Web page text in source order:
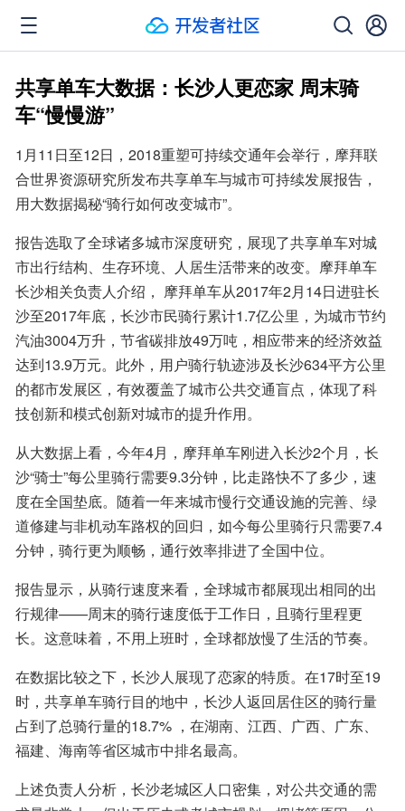
共享单车大数据：长沙人更恋家 周末骑
车“慢慢游”
1月11日至12日，2018重塑可持续交通年会举行，摩拜联
合世界资源研究所发布共享单车与城市可持续发展报告，
用大数据揭秘“骑行如何改变城市”。
报告选取了全球诸多城市深度研究，展现了共享单车对城
市出行结构、生存环境、人居生活带来的改变。摩拜单车
长沙相关负责人介绍， 摩拜单车从2017年2月14日进驻长
沙至2017年底，长沙市民骑行累计1.7亿公里，为城市节约
汽油3004万升，节省碳排放49万吨，相应带来的经济效益
达到13.9万元。此外，用户骑行轨迹涉及长沙634平方公里
的都市发展区，有效覆盖了城市公共交通盲点，体现了科
技创新和模式创新对城市的提升作用。
从大数据上看，今年4月，摩拜单车刚进入长沙2个月，长
沙“骑士”每公里骑行需要9.3分钟，比走路快不了多少，速
度在全国垫底。随着一年来城市慢行交通设施的完善、绿
道修建与非机动车路权的回归，如今每公里骑行只需要7.4
分钟，骑行更为顺畅，通行效率排进了全国中位。
报告显示，从骑行速度来看，全球城市都展现出相同的出
行规律——周末的骑行速度低于工作日，且骑行里程更
长。这意味着，不用上班时，全球都放慢了生活的节奏。
在数据比较之下，长沙人展现了恋家的特质。在17时至19
时，共享单车骑行目的地中，长沙人返回居住区的骑行量
占到了总骑行量的18.7% ，在湖南、江西、广西、广东、
福建、海南等省区城市中排名最高。
上述负责人分析，长沙老城区人口密集，对公共交通的需